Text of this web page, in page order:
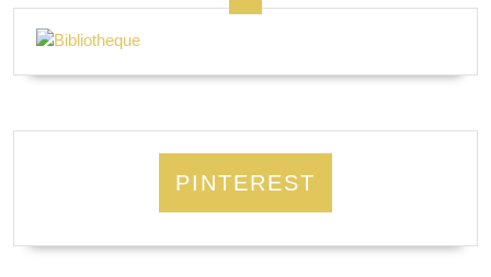
PINTEREST